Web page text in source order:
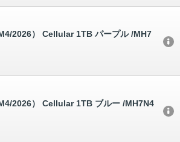
2026） Cellular 1TB パープル /MH7
2026） Cellular 1TB ブルー /MH7N4